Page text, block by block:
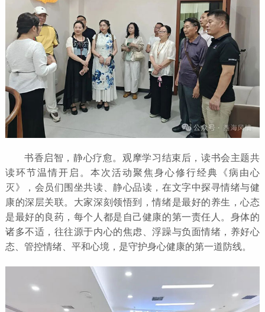
书香启智，静心疗愈。观摩学习结束后，读书会主题共
读环节温情开启。本次活动聚焦身心修行经典《病由心
灭》，会员们围坐共读、静心品读，在文字中探寻情绪与健
康的深层关联。大家深刻领悟到，情绪是最好的养生，心态
是最好的良药，每个人都是自己健康的第一责任人。身体的
诸多不适，往往源于内心的焦虑、浮躁与负面情绪，养好心
态、管控情绪、平和心境，是守护身心健康的第一道防线。